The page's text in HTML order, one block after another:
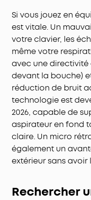
Si vous jouez en
est vitale. Un
votre clavier, les
même votre
avec une
devant la bouche)
réduction de bruit
technologie est
2026, capable de
aspirateur en fond
claire. Un micro
également un
extérieur sans avoir
Rechercher